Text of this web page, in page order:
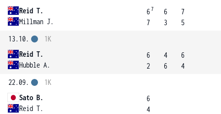
Reid T.
Millman J.
67
7
6
3
7
5
13.10.
Reid T.
Hubble A.
1K
6
2
4
6
6
4
22.09.
Sato B.
Reid T.
1K
6
4